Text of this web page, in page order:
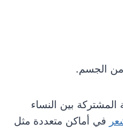
من الجسم.
المشتركة بين النساء
في أماكن متعددة مثل